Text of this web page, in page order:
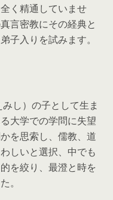
く精通していませ
言密教にその経典と
子入りを試みます。
し）の子として生ま
大学での学問に失望
を思索し、儒教、道
しいと選択、中でも
を絞り、最澄と時を
。